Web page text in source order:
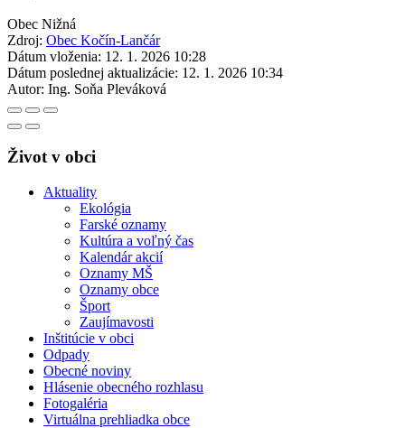
Obec Nižná
Zdroj: Obec Kočín-Lančár
Dátum vloženia: 12. 1. 2026 10:28
Dátum poslednej aktualizácie: 12. 1. 2026 10:34
Autor: Ing. Soňa Pleváková
Život v obci
Aktuality
Ekológia
Farské oznamy
Kultúra a voľný čas
Kalendár akcií
Oznamy MŠ
Oznamy obce
Šport
Zaujímavosti
Inštitúcie v obci
Odpady
Obecné noviny
Hlásenie obecného rozhlasu
Fotogaléria
Virtuálna prehliadka obce